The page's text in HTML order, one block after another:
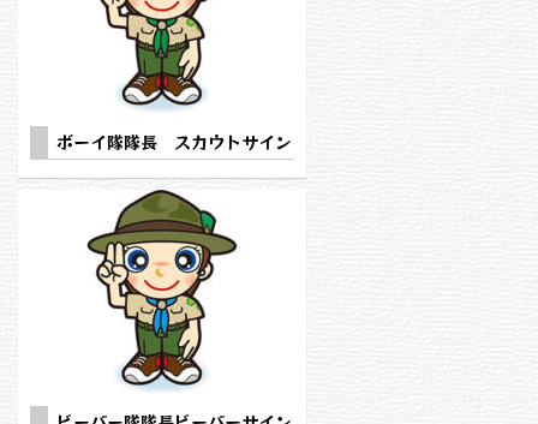
ボーイ隊隊長 スカウトサイン